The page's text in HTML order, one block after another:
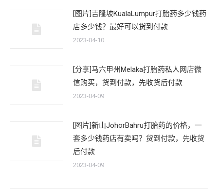
[图片]吉隆坡KualaLumpur打胎药多少钱药
店多少钱？最好可以货到付款
2023-04-10
[分享]马六甲州Melaka打胎药私人网店微
信购买，货到付款，先收货后付款
2023-04-09
[图片]新山JohorBahru打胎药的价格，一
套多少钱药店有卖吗？货到付款，先收货
后付款
2023-04-09